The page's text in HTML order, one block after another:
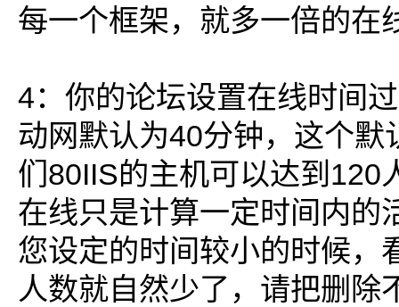
每一个框架，就多一倍的在
4：你的论坛设置在线时间
动网默认为40分钟，这个默
们80IIS的主机可以达到120
在线只是计算一定时间内的
您设定的时间较小的时候，
人数就自然少了，请把删除